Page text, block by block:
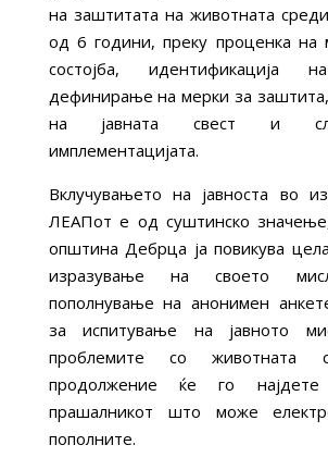
на заштитата на животната
од 6 години, преку проценка на
состојба, идентификација
дефинирање на мерки за
на јавната свест и
имплементацијата.
Вклучувањето на јавноста во
ЛЕАПот е од суштинско
општина Дебрца ја повикува
изразување на своето
пополнување на анонимен
за испитување на јавното
проблемите со животната
продолжение ќе го
прашалникот што може
пополните.